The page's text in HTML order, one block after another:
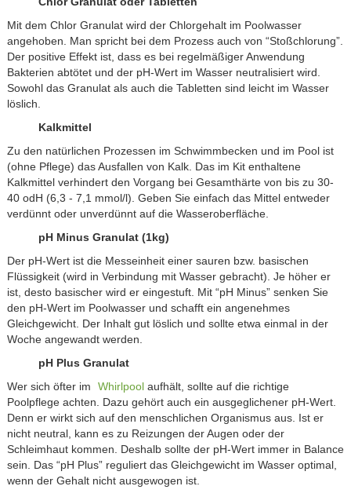
Mit dem Chlor Granulat wird der Chlorgehalt im Poolwasser
angehoben. Man spricht bei dem Prozess auch von “Stoßchlorung”.
Der positive Effekt ist, dass es bei regelmäßiger Anwendung
Bakterien abtötet und der pH-Wert im Wasser neutralisiert wird.
Sowohl das Granulat als auch die Tabletten sind leicht im Wasser
löslich.
Kalkmittel
Zu den natürlichen Prozessen im Schwimmbecken und im Pool ist
(ohne Pflege) das Ausfallen von Kalk. Das im Kit enthaltene
Kalkmittel verhindert den Vorgang bei Gesamthärte von bis zu 30-
40 odH (6,3 - 7,1 mmol/l). Geben Sie einfach das Mittel entweder
verdünnt oder unverdünnt auf die Wasseroberfläche.
pH Minus Granulat (1kg)
Der pH-Wert ist die Messeinheit einer sauren bzw. basischen
Flüssigkeit (wird in Verbindung mit Wasser gebracht). Je höher er
ist, desto basischer wird er eingestuft. Mit “pH Minus” senken Sie
den pH-Wert im Poolwasser und schafft ein angenehmes
Gleichgewicht. Der Inhalt gut löslich und sollte etwa einmal in der
Woche angewandt werden.
pH Plus Granulat
Wer sich öfter im
Whirlpoolaufhält, sollte auf die richtige
Poolpflege achten. Dazu gehört auch ein ausgeglichener pH-Wert.
Denn er wirkt sich auf den menschlichen Organismus aus. Ist er
nicht neutral, kann es zu Reizungen der Augen oder der
Schleimhaut kommen. Deshalb sollte der pH-Wert immer in Balance
sein. Das “pH Plus” reguliert das Gleichgewicht im Wasser optimal,
wenn der Gehalt nicht ausgewogen ist.